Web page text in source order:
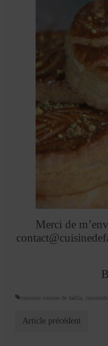
Merci de
concours cuisine de fadila
Article précédent